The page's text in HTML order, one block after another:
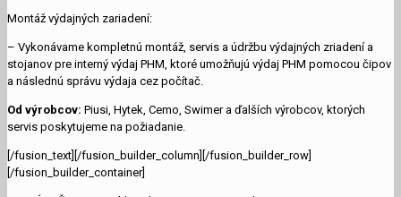
Montáž výdajných zariadení:
– Vykonávame kompletnú montáž, servis a údržbu výdajných zriadení a
stojanov pre interný výdaj PHM, ktoré umožňujú výdaj PHM pomocou čipov
a následnú správu výdaja cez počítač.
Od výrobcov: Piusi, Hytek, Cemo, Swimer a ďalších výrobcov, ktorých
servis poskytujeme na požiadanie.
[/fusion_text][/fusion_builder_column][/fusion_builder_row]
[/fusion_builder_container]